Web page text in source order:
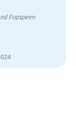
Fopspeen